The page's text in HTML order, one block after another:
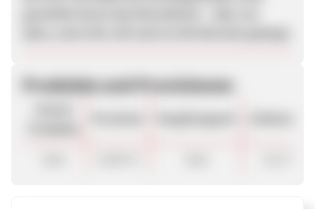
Produkte und Provisionen